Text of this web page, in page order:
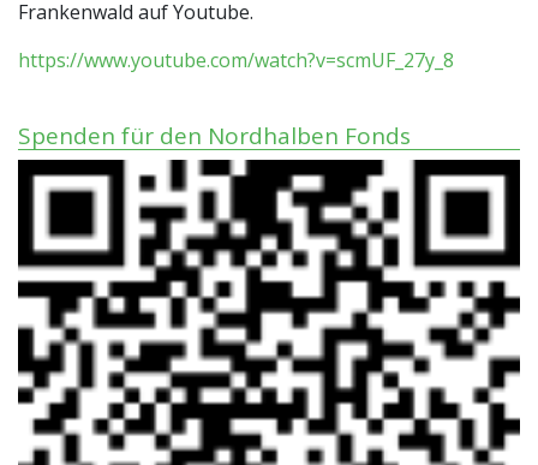
Frankenwald auf Youtube.
https://www.youtube.com/watch?v=scmUF_27y_8
Spenden für den Nordhalben Fonds